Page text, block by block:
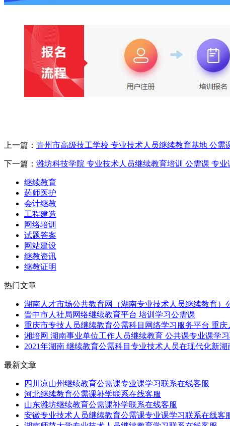
上一篇： 青州市高级技工学校 专业技术人员继续教育基地 公需
下一篇： 潍坊科技学院 专业技术人员继续教育培训 公需课 专业
继续教育
药师医护
会计继教
工程建造
网络培训
试题答案
网站建设
继教资讯
继教证明
热门文章
湖南人才市场公共教育网（湖南专业技术人员继续教育）
晋中市人社局网络继续教育平台 培训学习公需课
重庆市专技人员继续教育公需科目网络学习服务平台 重庆
湘培网 湖南事业单位工作人员继续教育 公共课专业课学
2021年湖南 继续教育公需科目专业技术人员在现代化新湖
最新文章
四川凉山州继续教育公需课专业课学习联系在线客服
河北继续教育公需课补学联系在线客服
山东潍坊继续教育公需课补学联系在线客服
安徽专业技术人员继续教育公需课专业课学习联系在线客